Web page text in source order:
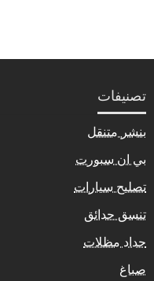
تصنيفات
بنشر متنقل
بي ان سبورت
تصليح سيارات
تنسق حدائق
حداد مظلات
صباغ